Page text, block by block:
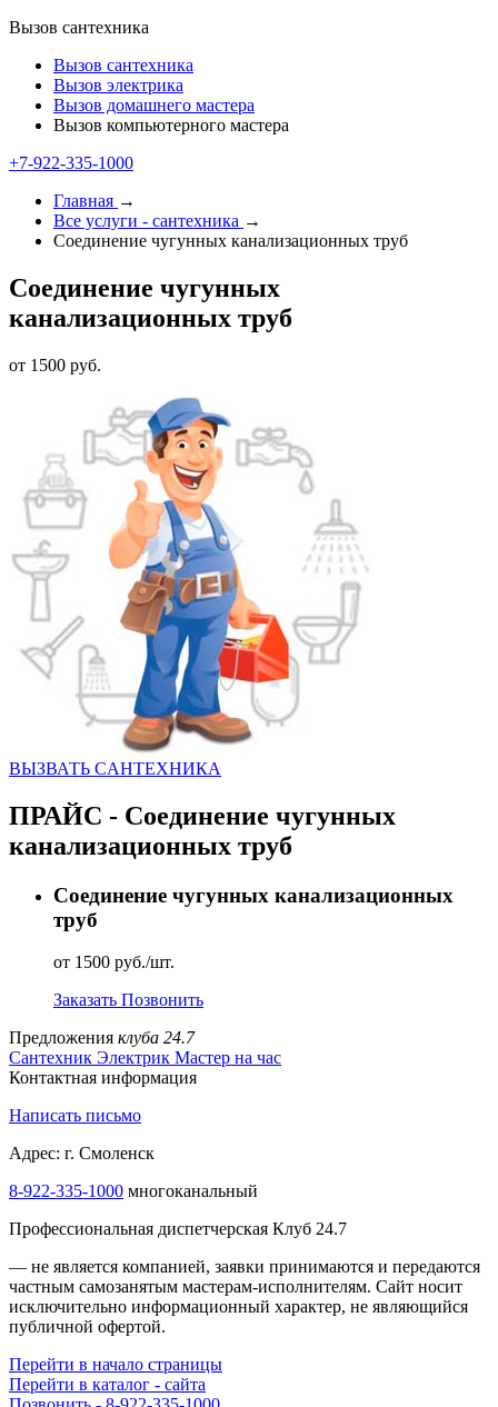
Вызов сантехника
Вызов сантехника
Вызов электрика
Вызов домашнего мастера
Вызов компьютерного мастера
+7-922-335-1000
Главная →
Все услуги - cантехника →
Соединение чугунных канализационных труб
Соединение чугунных
канализационных труб
от 1500 руб.
ВЫЗВАТЬ CАНТЕХНИКА
ПРАЙС - Соединение чугунных
канализационных труб
Соединение чугунных канализационных
труб
от 1500 руб./шт.
Заказать Позвонить
Предложения клуба 24.7
Сантехник Электрик Мастер на час
Контактная информация
Написать письмо
Адрес: г. Смоленск
8-922-335-1000 многоканальный
Профессиональная диспетчерская Клуб 24.7
— не является компанией, заявки принимаются и передаются
частным самозанятым мастерам‑исполнителям. Сайт носит
исключительно информационный характер, не являющийся
публичной офертой.
Перейти в начало страницы
Перейти в каталог - сайта